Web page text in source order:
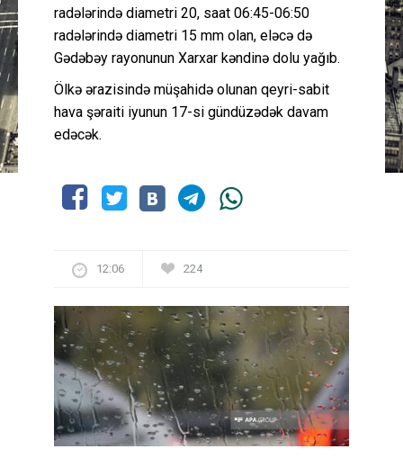
radələrində diametri 20, saat 06:45-06:50
radələrində diametri 15 mm olan, eləcə də
Gədəbəy rayonunun Xarxar kəndinə dolu yağıb.
Ölkə ərazisində müşahidə olunan qeyri-sabit
hava şəraiti iyunun 17-si gündüzədək davam
edəcək.
12:06 224